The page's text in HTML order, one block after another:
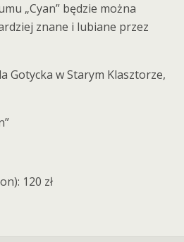
„Cyan” będzie można
znane i lubiane przez
Gotycka w Starym Klasztorze,
120 zł